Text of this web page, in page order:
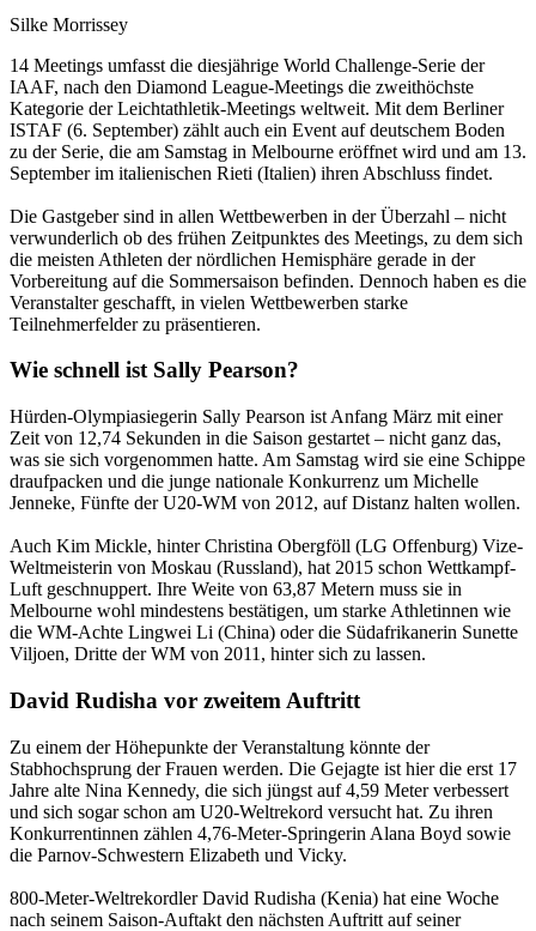
Silke Morrissey
14 Meetings umfasst die diesjährige World Challenge-Serie der
IAAF, nach den Diamond League-Meetings die zweithöchste
Kategorie der Leichtathletik-Meetings weltweit. Mit dem Berliner
ISTAF (6. September) zählt auch ein Event auf deutschem Boden
zu der Serie, die am Samstag in Melbourne eröffnet wird und am 13.
September im italienischen Rieti (Italien) ihren Abschluss findet.
Die Gastgeber sind in allen Wettbewerben in der Überzahl – nicht
verwunderlich ob des frühen Zeitpunktes des Meetings, zu dem sich
die meisten Athleten der nördlichen Hemisphäre gerade in der
Vorbereitung auf die Sommersaison befinden. Dennoch haben es die
Veranstalter geschafft, in vielen Wettbewerben starke
Teilnehmerfelder zu präsentieren.
Wie schnell ist Sally Pearson?
Hürden-Olympiasiegerin Sally Pearson ist Anfang März mit einer
Zeit von 12,74 Sekunden in die Saison gestartet – nicht ganz das,
was sie sich vorgenommen hatte. Am Samstag wird sie eine Schippe
draufpacken und die junge nationale Konkurrenz um Michelle
Jenneke, Fünfte der U20-WM von 2012, auf Distanz halten wollen.
Auch Kim Mickle, hinter Christina Obergföll (LG Offenburg) Vize-
Weltmeisterin von Moskau (Russland), hat 2015 schon Wettkampf-
Luft geschnuppert. Ihre Weite von 63,87 Metern muss sie in
Melbourne wohl mindestens bestätigen, um starke Athletinnen wie
die WM-Achte Lingwei Li (China) oder die Südafrikanerin Sunette
Viljoen, Dritte der WM von 2011, hinter sich zu lassen.
David Rudisha vor zweitem Auftritt
Zu einem der Höhepunkte der Veranstaltung könnte der
Stabhochsprung der Frauen werden. Die Gejagte ist hier die erst 17
Jahre alte Nina Kennedy, die sich jüngst auf 4,59 Meter verbessert
und sich sogar schon am U20-Weltrekord versucht hat. Zu ihren
Konkurrentinnen zählen 4,76-Meter-Springerin Alana Boyd sowie
die Parnov-Schwestern Elizabeth und Vicky.
800-Meter-Weltrekordler David Rudisha (Kenia) hat eine Woche
nach seinem Saison-Auftakt den nächsten Auftritt auf seiner